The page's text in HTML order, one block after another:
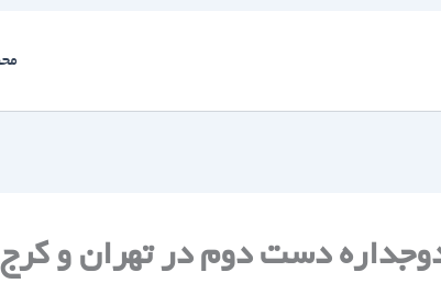
دوجداره دست دوم در تهران و کرج